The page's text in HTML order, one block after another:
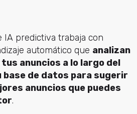
IA predictiva trabaja con
automático que analizan
anuncios a lo largo del
base de datos para sugerir
anuncios que puedes
.